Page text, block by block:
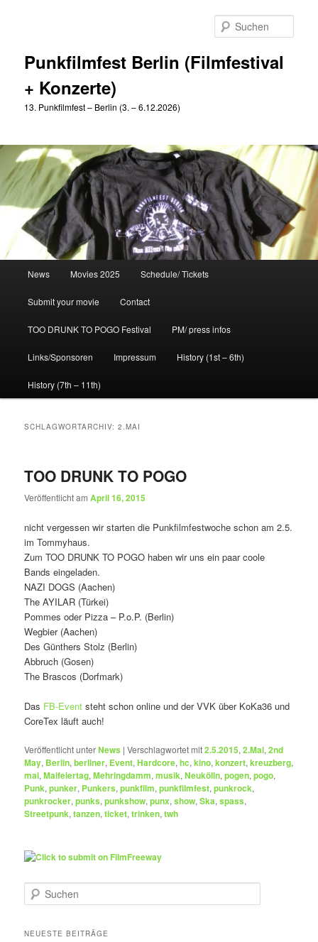
Punkfilmfest Berlin (Filmfestival
+ Konzerte)
13. Punkfilmfest – Berlin (3. – 6.12.2026)
News Movies 2025 Schedule/ Tickets
Submit your movie Contact
TOO DRUNK TO POGO Festival PM/ press infos
Links/Sponsoren Impressum History (1st – 6th)
History (7th – 11th)
SCHLAGWORTARCHIV:2.MAI
TOO DRUNK TO POGO
Veröffentlicht amApril 16, 2015
nicht vergessen wir starten die Punkfilmfestwoche schon am 2.5.
im Tommyhaus.
Zum TOO DRUNK TO POGO haben wir uns ein paar coole
Bands eingeladen.
NAZI DOGS (Aachen)
The AYILAR (Türkei)
Pommes oder Pizza – P.o.P. (Berlin)
Wegbier (Aachen)
Des Günthers Stolz (Berlin)
Abbruch (Gosen)
The Brascos (Dorfmark)
Das FB-Event steht schon online und der VVK über KoKa36 und
CoreTex läuft auch!
Veröffentlicht unterNews |Verschlagwortet mit2.5.2015,2.Mai,2nd
May, Berlin,berliner, Event,Hardcore,hc,kino,konzert,kreuzberg,
mai,Maifeiertag,Mehringdamm,musik,Neukölln,pogen,pogo,
Punk,punker, Punkers,punkfilm,punkfilmfest,punkrock,
punkrocker,punks,punkshow,punx,show,Ska,spass,
Streetpunk,tanzen,ticket,trinken,twh
u
h
NEUESTE BEITRÄGE